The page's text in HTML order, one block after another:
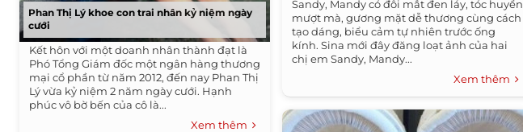
Phan Thị Lý khoe con trai nhân kỷ niệm ngày
cưới
Kết hôn với một doanh nhân thành đạt là
Phó Tổng Giám đốc một ngân hàng thương
mại cổ phần từ năm 2012, đến nay Phan Thị
Lý vừa kỷ niệm 2 năm ngày cưới. Hạnh
phúc vô bờ bến của cô là...
Xem thêm
Sandy, Mandy có đôi mắt đen láy, tóc huyền
mượt mà, gương mặt dễ thương cùng cách
tạo dáng, biểu cảm tự nhiên trước ống
kính. Sina mới đây đăng loạt ảnh của hai
chị em Sandy, Mandy...
Xem thêm